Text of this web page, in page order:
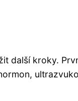
další kroky.